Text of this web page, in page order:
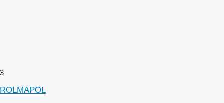
3
ROLMAPOL